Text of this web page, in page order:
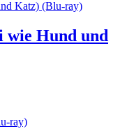
wie Hund und